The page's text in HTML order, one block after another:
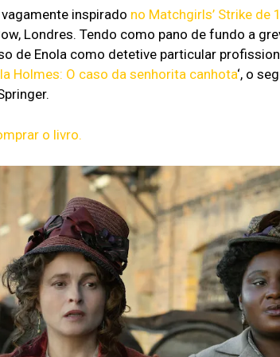
vagamente inspirado no Matchgirls’ Strike de
Londres. Tendo como pano de fundo a
de Enola como detetive particular
Holmes: O caso da senhorita canhota‘, o
o livro.